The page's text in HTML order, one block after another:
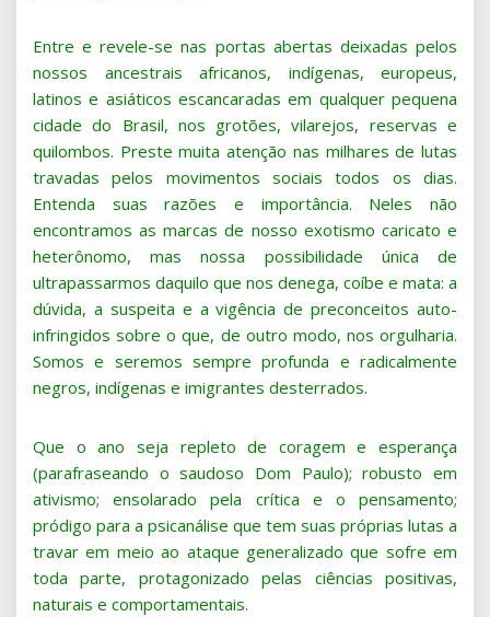
Entre e revele-se nas portas abertas deixadas pelos
nossos ancestrais africanos, indígenas, europeus,
latinos e asiáticos escancaradas em qualquer pequena
cidade do Brasil, nos grotões, vilarejos, reservas e
quilombos. Preste muita atenção nas milhares de lutas
travadas pelos movimentos sociais todos os dias.
Entenda suas razões e importância. Neles não
encontramos as marcas de nosso exotismo caricato e
heterônomo, mas nossa possibilidade única de
ultrapassarmos daquilo que nos denega, coíbe e mata: a
dúvida, a suspeita e a vigência de preconceitos auto-
infringidos sobre o que, de outro modo, nos orgulharia.
Somos e seremos sempre profunda e radicalmente
negros, indígenas e imigrantes desterrados.
Que o ano seja repleto de coragem e esperança
(parafraseando o saudoso Dom Paulo); robusto em
ativismo; ensolarado pela crítica e o pensamento;
pródigo para a psicanálise que tem suas próprias lutas a
travar em meio ao ataque generalizado que sofre em
toda parte, protagonizado pelas ciências positivas,
naturais e comportamentais.